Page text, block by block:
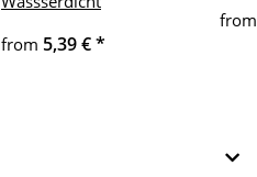
from 5,39 €*